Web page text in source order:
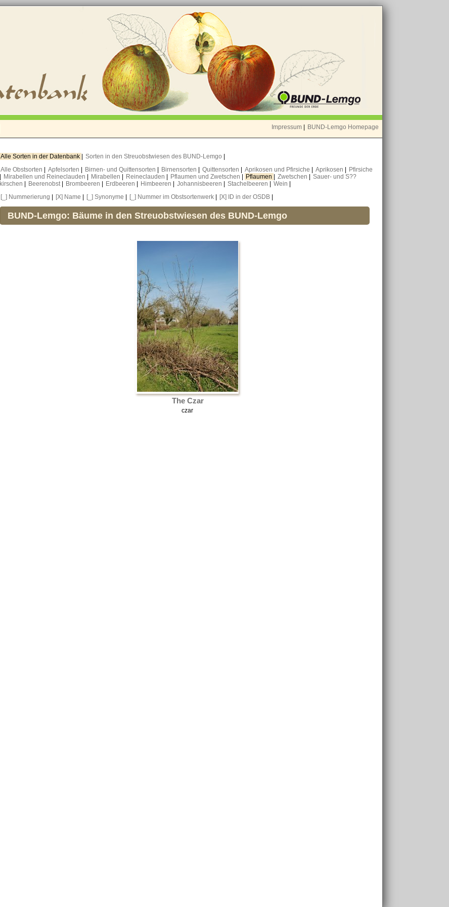
Impressum BUND-Lemgo Homepage
Alle Sorten in der Datenbank Sorten in den Streuobstwiesen des BUND-Lemgo
Alle Obstsorten
Apfelsorten Birnen- und Quittensorten Birnensorten Quittensorten Aprikosen und Pfirsiche Aprikosen
Pfirsiche
Mirabellen und Reineclauden Mirabellen Reineclauden Pflaumen und Zwetschen Pflaumen Zwetschen
Sauer- und S??
kirschen
Beerenobst Brombeeren Erdbeeren Himbeeren Johannisbeeren Stachelbeeren Wein
[_] Nummerierung
[X] Name [_] Synonyme [_] Nummer im Obstsortenwerk [X] ID in der OSDB
BUND-Lemgo: Bäume in den Streuobstwiesen des BUND-Lemgo
The Czar
czar